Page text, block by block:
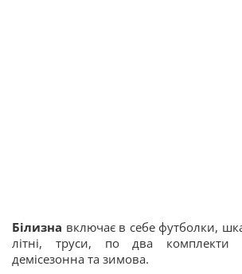
Білизна включає в себе футболки,
літні, труси, по два комплекти
демісезонна та зимова.